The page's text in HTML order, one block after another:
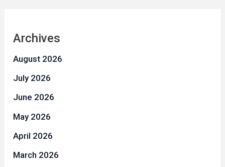
Archives
August 2026
July 2026
June 2026
May 2026
April 2026
March 2026